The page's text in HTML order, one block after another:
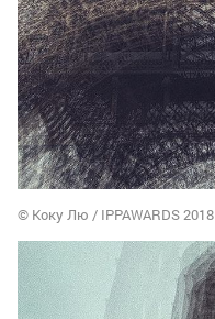
© Коку Лю / IPPAWARDS 2018